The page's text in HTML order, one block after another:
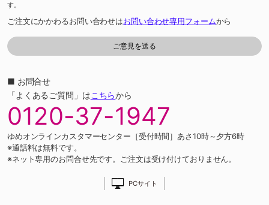
す。
ご注文にかかわるお問い合わせはお問い合わせ専用フォームから
■ お問合せ
「よくあるご質問」はこちらから
0120-37-1947
ゆめオンラインカスタマーセンター［受付時間］あさ10時～夕方6時
※通話料は無料です。
※ネット専用のお問合せ先です。ご注文は受け付けておりません。
PCサイト